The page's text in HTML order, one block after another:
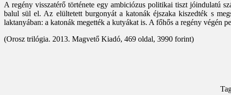
A regény visszatérő története egy ambiciózus politikai tiszt jóindulatú
balul sül el. Az elültetett burgonyát a katonák éjszaka kiszedték s
laktanyában: a katonák megették a kutyákat is. A főhős a regény végén
(Orosz trilógia. 2013. Magvető Kiadó, 469 oldal, 3990 forint)